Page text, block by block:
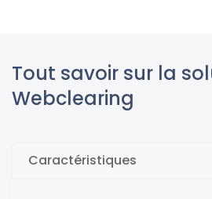
Tout savoir sur la
Webclearing
Caractéristiques